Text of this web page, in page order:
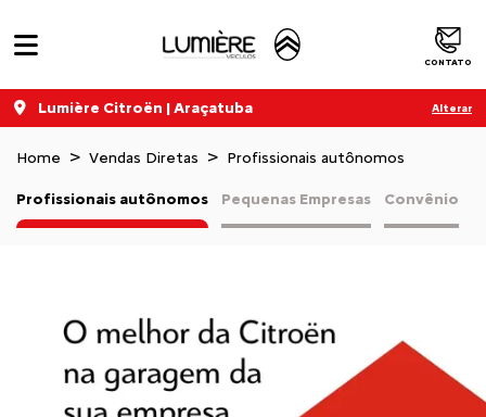
CONTATO
Lumière Citroën | Araçatuba Alterar
Home Vendas Diretas Profissionais autônomos
Pequenas Empresas
Profissionais autônomos Convênio